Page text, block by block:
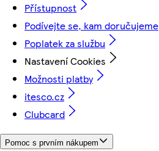
Přístupnost
Podívejte se, kam doručujeme
Poplatek za službu
Nastavení Cookies
Možnosti platby
itesco.cz
Clubcard
Pomoc s prvním nákupem